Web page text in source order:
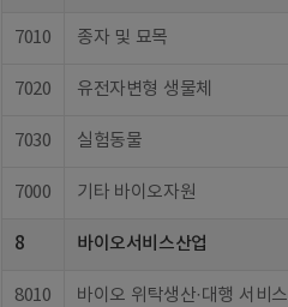
7010 종자 및 묘목
7020 유전자변형 생물체
7030 실험동물
7000 기타 바이오자원
8 바이오서비스산업
8010 바이오 위탁생산·대행 서비스